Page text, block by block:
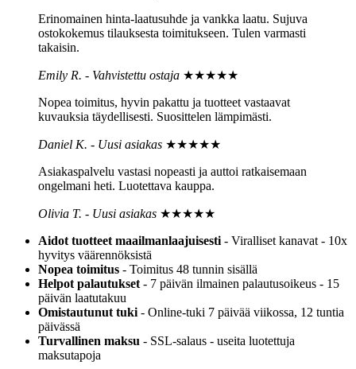
Erinomainen hinta-laatusuhde ja vankka laatu. Sujuva
ostokokemus tilauksesta toimitukseen. Tulen varmasti
takaisin.
Emily R. - Vahvistettu ostaja ★★★★★
Nopea toimitus, hyvin pakattu ja tuotteet vastaavat
kuvauksia täydellisesti. Suosittelen lämpimästi.
Daniel K. - Uusi asiakas ★★★★★
Asiakaspalvelu vastasi nopeasti ja auttoi ratkaisemaan
ongelmani heti. Luotettava kauppa.
Olivia T. - Uusi asiakas ★★★★★
Aidot tuotteet maailmanlaajuisesti- Viralliset kanavat - 10x
hyvitys väärennöksistä
Nopea toimitus - Toimitus 48 tunnin sisällä
Helpot palautukset- 7 päivän ilmainen palautusoikeus - 15
päivän laatutakuu
Omistautunut tuki- Online-tuki 7 päivää viikossa, 12 tuntia
päivässä
Turvallinen maksu - SSL-salaus - useita luotettuja
maksutapoja